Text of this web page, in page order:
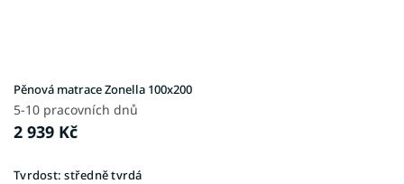
Pěnová matrace Zonella 100x200
5-10 pracovních dnů
2 939 Kč
Tvrdost: středně tvrdá